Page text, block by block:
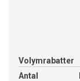
Volymrabatter
Antal